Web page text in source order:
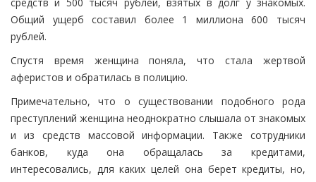
средств и 500 тысяч рублей, взятых в долг у знакомых.
Общий ущерб составил более 1 миллиона 600 тысяч
рублей.
Спустя время женщина поняла, что стала жертвой
аферистов и обратилась в полицию.
Примечательно, что о существовании подобного рода
преступлений женщина неоднократно слышала от знакомых
и из средств массовой информации. Также сотрудники
банков, куда она обращалась за кредитами,
интересовались, для каких целей она берет кредиты, но,